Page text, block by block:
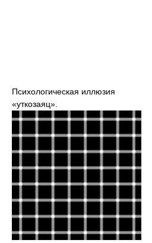
Психологическая иллюзия
«уткозаяц».